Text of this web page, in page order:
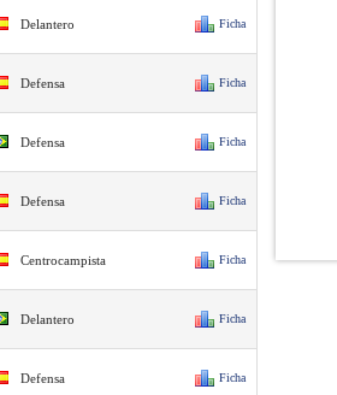
Delantero Ficha
Defensa Ficha
Defensa Ficha
Defensa Ficha
Centrocampista Ficha
Delantero Ficha
Defensa Ficha